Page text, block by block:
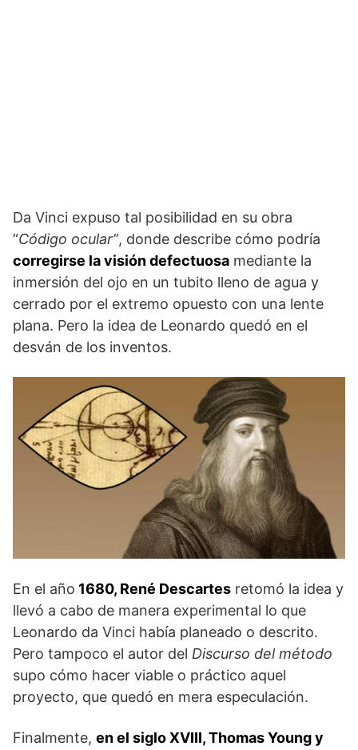
Da Vinci expuso tal posibilidad en su obra
“Código ocular”, donde describe cómo podría
corregirse la visión defectuosa mediante la
inmersión del ojo en un tubito lleno de agua y
cerrado por el extremo opuesto con una lente
plana. Pero la idea de Leonardo quedó en el
desván de los inventos.
En el año 1680, René Descartes retomó la idea y
llevó a cabo de manera experimental lo que
Leonardo da Vinci había planeado o descrito.
Pero tampoco el autor del Discurso del método
supo cómo hacer viable o práctico aquel
proyecto, que quedó en mera especulación.
Finalmente, en el siglo XVIII, Thomas Young y